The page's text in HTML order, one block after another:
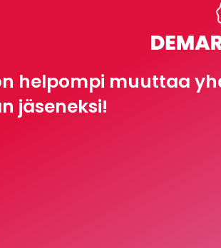
helpompi muuttaa
jäseneksi!